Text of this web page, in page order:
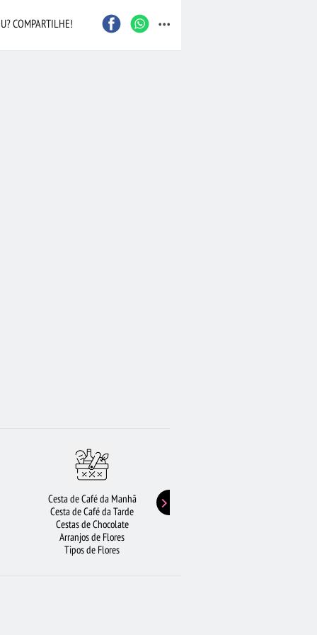
Caxias do Sul
COMPARTILHE! ...
Cesta de Café da Manhã
Cesta de Café da Tarde
Cestas de Chocolate
Arranjos de Flores
Tipos de Flores